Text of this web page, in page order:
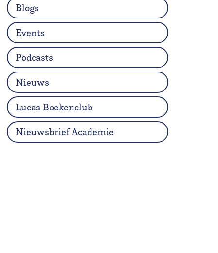
Blogs
Events
Podcasts
Nieuws
Lucas Boekenclub
Nieuwsbrief Academie